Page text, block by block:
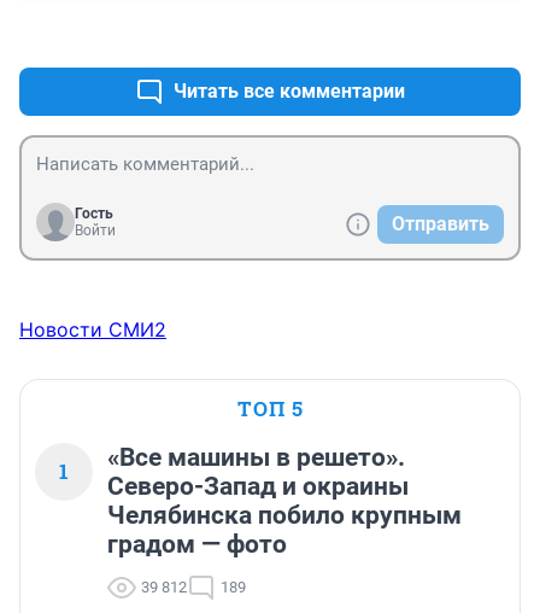
Читать все комментарии
Гость
Войти
Отправить
Новости СМИ2
ТОП 5
1
«Все машины в решето».
Северо-Запад и окраины
Челябинска побило крупным
градом — фото
39 812 189